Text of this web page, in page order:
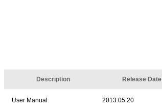
Description Release Date
User Manual 2013.05.20